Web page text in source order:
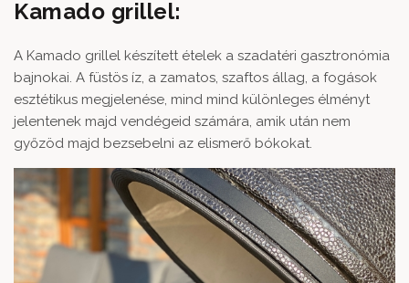
Kamado grillel:
A Kamado grillel készített ételek a szadatéri gasztronómia
bajnokai. A füstös íz, a zamatos, szaftos állag, a fogások
esztétikus megjelenése, mind mind különleges élményt
jelentenek majd vendégeid számára, amik után nem
győzöd majd bezsebelni az elismerő bókokat.